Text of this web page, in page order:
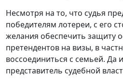
Несмотря на то, что судья
победителям лотереи, с его
желания обеспечить защиту
претендентов на визы, в
воссоединиться с семьей. Да
представитель судебной